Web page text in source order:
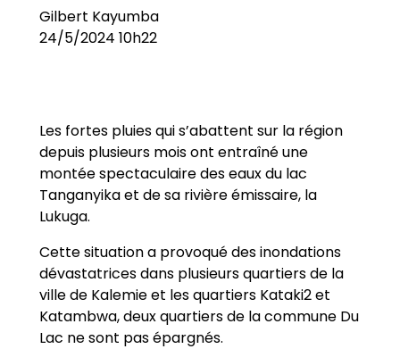
Gilbert Kayumba
24/5/2024 10h22
Les fortes pluies qui s’abattent sur la région
depuis plusieurs mois ont entraîné une
montée spectaculaire des eaux du lac
Tanganyika et de sa rivière émissaire, la
Lukuga.
Cette situation a provoqué des inondations
dévastatrices dans plusieurs quartiers de la
ville de Kalemie et les quartiers Kataki2 et
Katambwa, deux quartiers de la commune Du
Lac ne sont pas épargnés.